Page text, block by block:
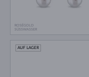
ROSÉGOLD
SÜSSWASSER
AUF LAGER